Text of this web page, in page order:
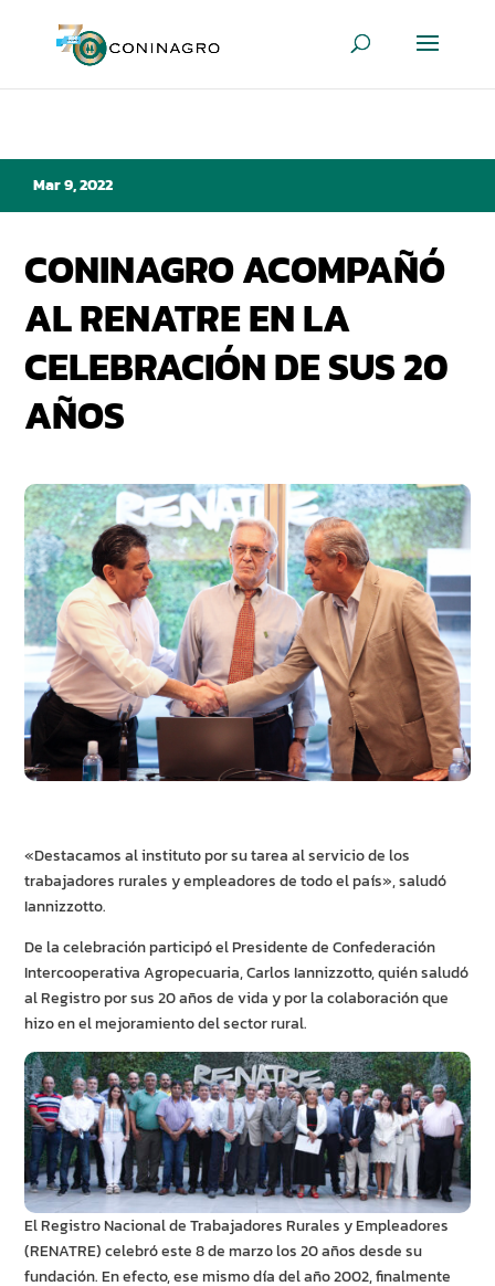
Mar 9, 2022
CONINAGRO ACOMPAÑÓ
AL RENATRE EN LA
CELEBRACIÓN DE SUS 20
AÑOS
«Destacamos al instituto por su tarea al servicio de los
trabajadores rurales y empleadores de todo el país», saludó
Iannizzotto.
De la celebración participó el Presidente de Confederación
Intercooperativa Agropecuaria, Carlos Iannizzotto, quién saludó
al Registro por sus 20 años de vida y por la colaboración que
hizo en el mejoramiento del sector rural.
El Registro Nacional de Trabajadores Rurales y Empleadores
(RENATRE) celebró este 8 de marzo los 20 años desde su
fundación. En efecto, ese mismo día del año 2002, finalmente